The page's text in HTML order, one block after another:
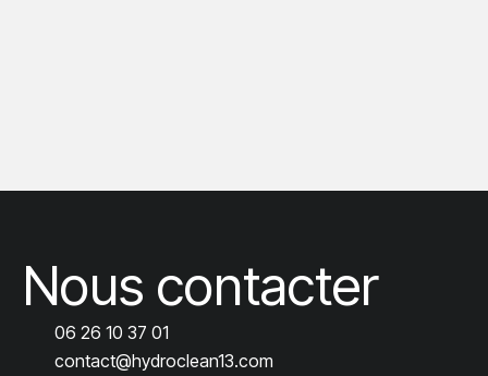
Nous contacter
06 26 10 37 01
contact@hydroclean13.com